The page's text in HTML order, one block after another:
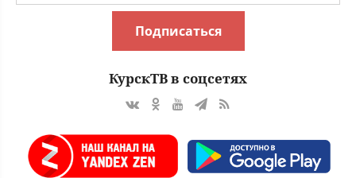
Подписаться
КурскТВ в соцсетях